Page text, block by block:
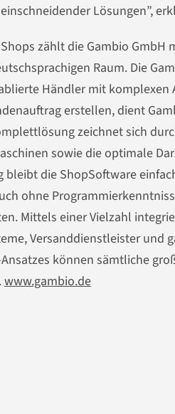
Lösungen”,
zählt die Gambio
Raum. Die
Händler mit
erstellen, dient
zeichnet sich
sowie die optimale
bleibt die ShopSoftware
ohne
Mittels einer Vielzahl
Versanddienstleister und
können sämtliche
www.gambio.de